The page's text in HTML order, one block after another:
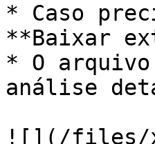
* Caso
**Baixar
* O arquivo
análise
![](/files/